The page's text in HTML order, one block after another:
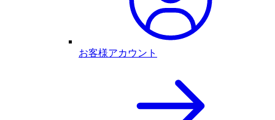
お客様アカウント